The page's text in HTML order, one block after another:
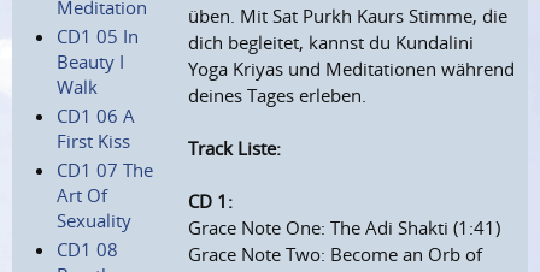
Meditation
CD1 05 In
Beauty I
Walk
CD1 06 A
First Kiss
CD1 07 The
Art Of
Sexuality
CD1 08
üben. Mit Sat Purkh Kaurs Stimme, die
dich begleitet, kannst du Kundalini
Yoga Kriyas und Meditationen während
deines Tages erleben.
Track Liste:
CD 1:
Grace Note One: The Adi Shakti (1:41)
Grace Note Two: Become an Orb of